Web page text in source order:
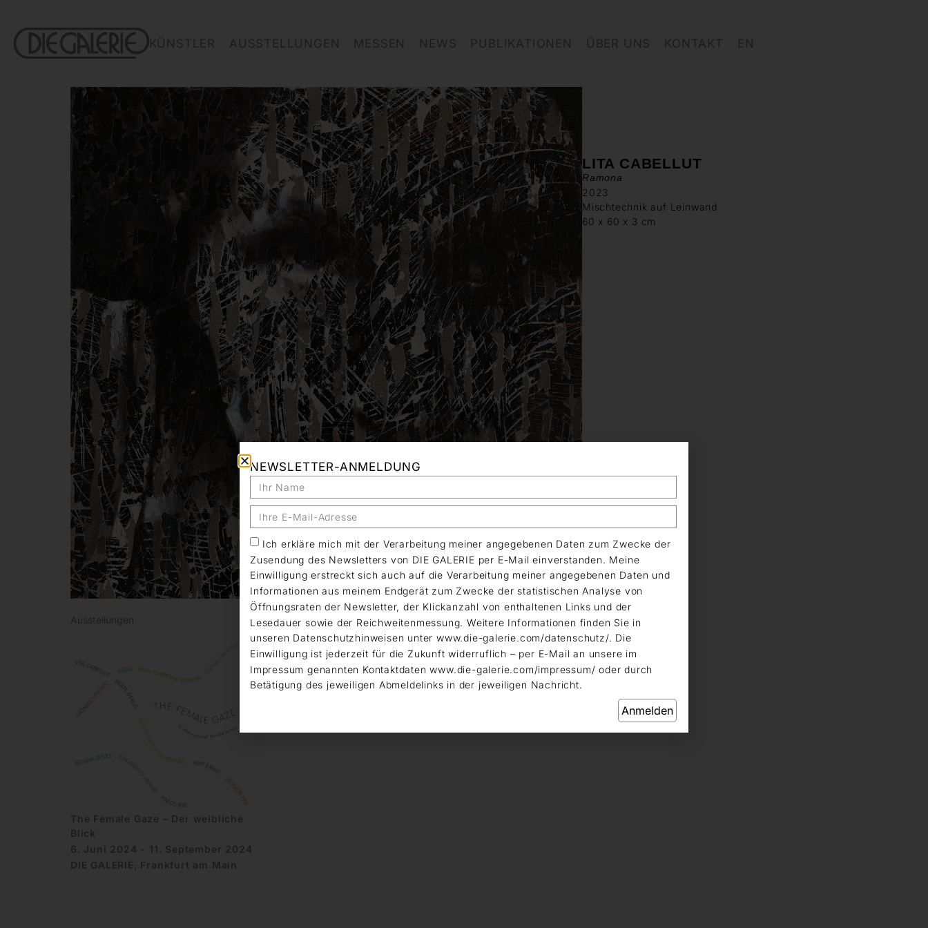
KÜNSTLER AUSSTELLUNGEN MESSEN NEWS PUBLIKATIONEN ÜBER UNS KONTAKT EN
LITA CABELLUT
Ramona
2023
Mischtechnik auf Leinwand
60 x 60 x 3 cm
Ausstellungen
The Female Gaze – Der weibliche
Blick
6. Juni 2024 - 11. September 2024
DIE GALERIE, Frankfurt am Main
NEWSLETTER-ANMELDUNG
Ich erkläre mich mit der Verarbeitung meiner angegebenen Daten zum Zwecke der
Zusendung des Newsletters von DIE GALERIE per E-Mail einverstanden. Meine
Einwilligung erstreckt sich auch auf die Verarbeitung meiner angegebenen Daten und
Informationen aus meinem Endgerät zum Zwecke der statistischen Analyse von
Öffnungsraten der Newsletter, der Klickanzahl von enthaltenen Links und der
Lesedauer sowie der Reichweitenmessung. Weitere Informationen finden Sie in
unseren Datenschutzhinweisen unter www.die-galerie.com/datenschutz/. Die
Einwilligung ist jederzeit für die Zukunft widerruflich – per E-Mail an unsere im
Impressum genannten Kontaktdaten www.die-galerie.com/impressum/ oder durch
Betätigung des jeweiligen Abmeldelinks in der jeweiligen Nachricht.
Anmelden